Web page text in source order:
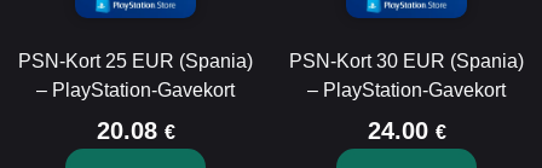
PSN-Kort 25 EUR (Spania)
– PlayStation-Gavekort
20.08 €
PSN-Kort 30 EUR (Spania)
– PlayStation-Gavekort
24.00 €